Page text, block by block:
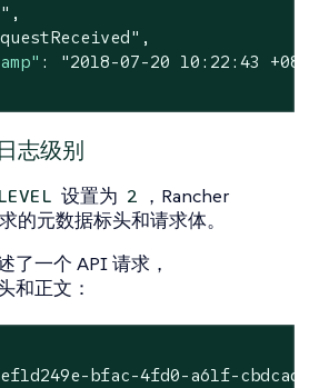
,
,
:
"2018-07-20 10:22:43
志级别
设置为 2 ，Rancher
的元数据标头和请求体。
了一个 API 请求，
和正文：
bfac-4fd0-a61f-